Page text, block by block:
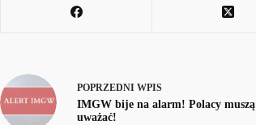
POPRZEDNI WPIS
IMGW bije na alarm! Polacy muszą
uważać!